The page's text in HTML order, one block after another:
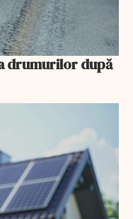
drumurilor după